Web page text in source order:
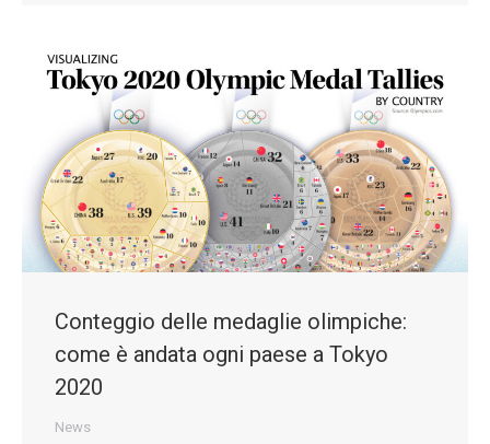
Conteggio delle medaglie olimpiche:
come è andata ogni paese a Tokyo
2020
News